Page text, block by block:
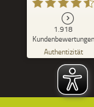
1.918
Kundenbewertungen
Authentizität
92
%
Empfehlungen auf
ProvenExpert.com
91
Bewertungen auf